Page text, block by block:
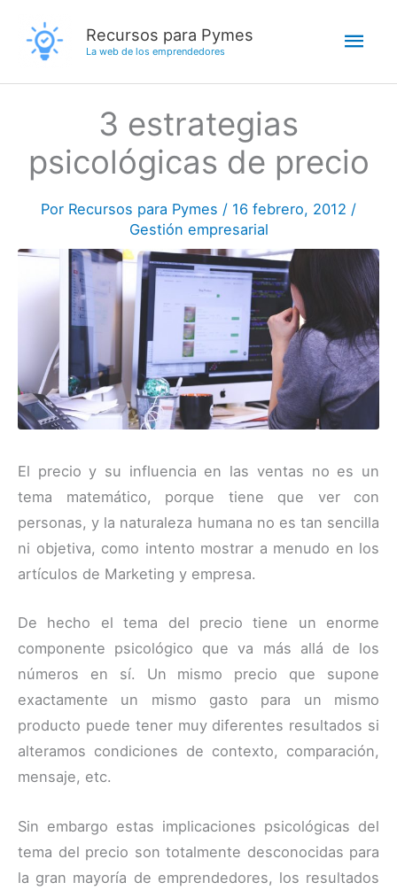
contenido
Recursos para Pymes
La web de los emprendedores
3 estrategias
psicológicas de precio
Por Recursos para Pymes / 16 febrero, 2012 /
Gestión empresarial
El precio y su influencia en las ventas no es un
tema matemático, porque tiene que ver con
personas, y la naturaleza humana no es tan sencilla
ni objetiva, como intento mostrar a menudo en los
artículos de Marketing y empresa.
De hecho el tema del precio tiene un enorme
componente psicológico que va más allá de los
números en sí. Un mismo precio que supone
exactamente un mismo gasto para un mismo
producto puede tener muy diferentes resultados si
alteramos condiciones de contexto, comparación,
mensaje, etc.
Sin embargo estas implicaciones psicológicas del
tema del precio son totalmente desconocidas para
la gran mayoría de emprendedores, los resultados